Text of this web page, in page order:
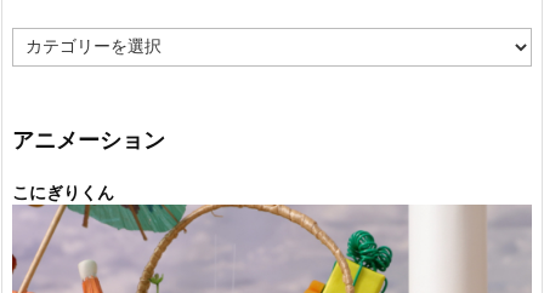
テ
ー
アニメーション
こにぎりくん